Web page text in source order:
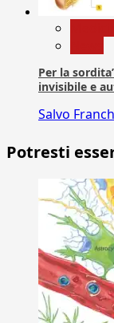
Per la
invisibile e
Salvo
Potresti